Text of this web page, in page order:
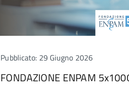
Pubblicato: 29 Giugno 2026
FONDAZIONE ENPAM